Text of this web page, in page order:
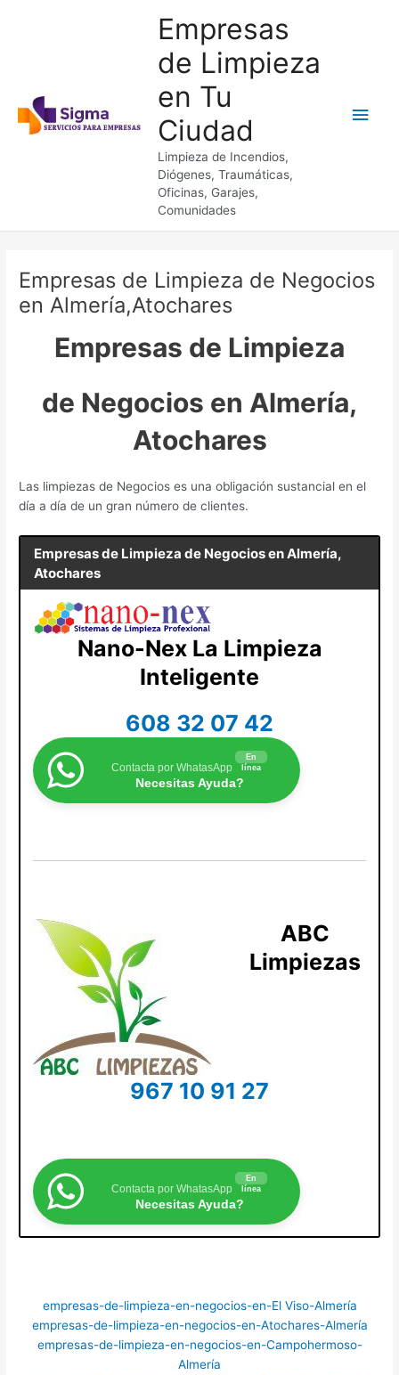
Empresas
de Limpieza
en Tu
Ciudad
Limpieza de Incendios,
Diógenes, Traumáticas,
Oficinas, Garajes,
Comunidades
Empresas de Limpieza de Negocios
en Almería,Atochares
Empresas de Limpieza
de Negocios en Almería,
Atochares
Las limpiezas de Negocios es una obligación sustancial en el
día a día de un gran número de clientes.
Empresas de Limpieza de Negocios enAlmería,
Atochares
Nano-Nex La Limpieza
Inteligente
608 32 07 42
Contacta por WhatasApp
En
línea
Necesitas Ayuda?
ABC
Limpiezas
967 10 91 27
Contacta por WhatasApp
En
línea
Necesitas Ayuda?
empresas-de-limpieza-en-negocios-en-El Viso-Almería
empresas-de-limpieza-en-negocios-en-Atochares-Almería
empresas-de-limpieza-en-negocios-en-Campohermoso-
Almería